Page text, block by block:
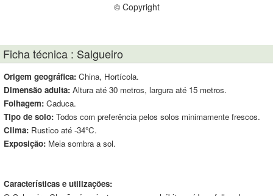
© Copyright
Ficha técnica : Salgueiro
Origem geográfica: China, Hortícola.
Dimensão adulta: Altura até 30 metros, largura até 15 metros.
Folhagem: Caduca.
Tipo de solo: Todos com preferência pelos solos minimamente frescos.
Clima: Rustico até -34°C.
Exposição: Meia sombra a sol.
Características e utilizações: